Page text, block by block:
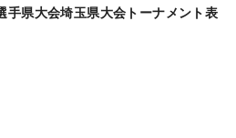
県大会埼玉県大会トーナメント表